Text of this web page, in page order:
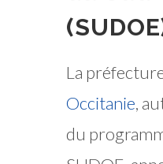
La
Occitanie,
du